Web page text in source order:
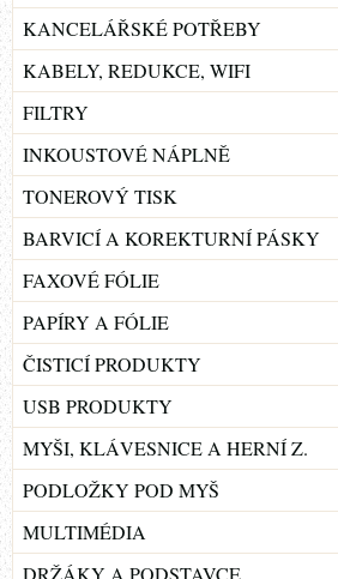
KANCELÁŘSKÉ POTŘEBY
KABELY, REDUKCE, WIFI
FILTRY
INKOUSTOVÉ NÁPLNĚ
TONEROVÝ TISK
BARVICÍ A KOREKTURNÍ PÁSKY
FAXOVÉ FÓLIE
PAPÍRY A FÓLIE
ČISTICÍ PRODUKTY
USB PRODUKTY
MYŠI, KLÁVESNICE A HERNÍ Z.
PODLOŽKY POD MYŠ
MULTIMÉDIA
DRŽÁKY A PODSTAVCE